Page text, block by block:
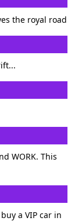
the royal road
WORK. This
a VIP car in